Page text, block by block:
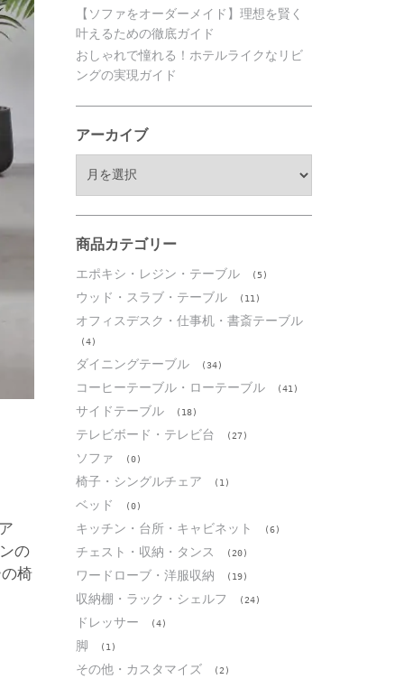
【ソファをオーダーメイド】理想を賢く
叶えるための徹底ガイド
おしゃれで憧れる！ホテルライクなリビ
ングの実現ガイド
アーカイブ
ブ
商品カテゴリー
エポキシ・レジン・テーブル (5)
ウッド・スラブ・テーブル (11)
オフィスデスク・仕事机・書斎テーブル
(4)
ダイニングテーブル (34)
コーヒーテーブル・ローテーブル (41)
サイドテーブル (18)
テレビボード・テレビ台 (27)
ソファ (0)
椅子・シングルチェア (1)
ベッド (0)
キッチン・台所・キャビネット (6)
チェスト・収納・タンス (20)
ワードローブ・洋服収納 (19)
収納棚・ラック・シェルフ (24)
ドレッサー (4)
脚 (1)
その他・カスタマイズ (2)